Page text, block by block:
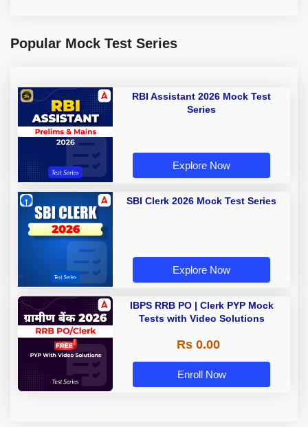
Popular Mock Test Series
RBI Assistant 2026 Mock Test
Series
Explore Now
SBI Clerk 2026 Mock Test Series
Explore Now
IBPS RRB PO | Clerk PYP Mock
Tests with Video Solutions
Rs 0.00
Enroll Now